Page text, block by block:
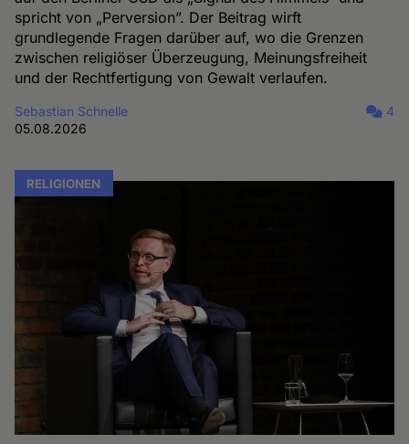
spricht von „Perversion”. Der Beitrag wirft
grundlegende Fragen darüber auf, wo die Grenzen
zwischen religiöser Überzeugung, Meinungsfreiheit
und der Rechtfertigung von Gewalt verlaufen.
Sebastian Schnelle
05.08.2026
4
RELIGIONEN